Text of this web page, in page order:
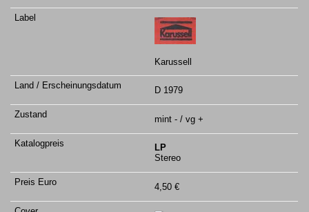
Karussell
D 1979
mint - / vg +
LP
Stereo
4,50 €